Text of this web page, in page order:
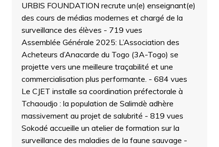
URBIS FOUNDATION recrute un(e) enseignant(e)
des cours de médias modernes et chargé de la
surveillance des élèves - 719 vues
Assemblée Générale 2025: L’Association des
Acheteurs d’Anacarde du Togo (3A-Togo) se
projette vers une meilleure traçabilité et une
commercialisation plus performante. - 684 vues
Le CJET installe sa coordination préfectorale à
Tchaoudjo : la population de Salimdè adhère
massivement au projet de salubrité - 819 vues
Sokodé accueille un atelier de formation sur la
surveillance des maladies de la faune sauvage -